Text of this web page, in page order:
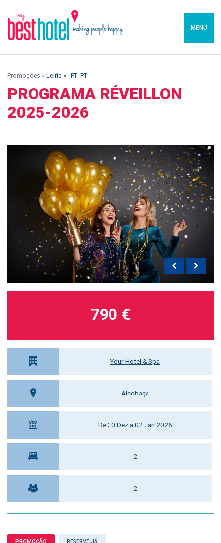
MENU
Promoções » Leiria » _PT_PT
PROGRAMA RÉVEILLON
2025-2026
Your Hotel & Spa
Alcobaça
De 30 Dez a 02 Jan 2026
2
2
790 €
PROMOÇÃO RESERVE JÁ